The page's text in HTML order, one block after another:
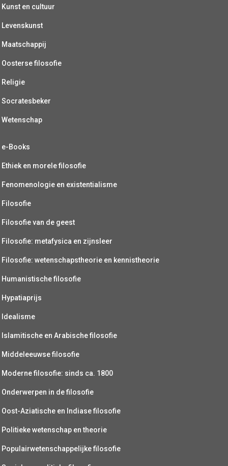
Kunst en cultuur
Levenskunst
Maatschappij
Oosterse filosofie
Religie
Socratesbeker
Wetenschap
e-Books
Ethiek en morele filosofie
Fenomenologie en existentialisme
Filosofie
Filosofie van de geest
Filosofie: metafysica en zijnsleer
Filosofie: wetenschapstheorie en kennistheorie
Humanistische filosofie
Hypatiaprijs
Idealisme
Islamitische en Arabische filosofie
Middeleeuwse filosofie
Moderne filosofie: sinds ca. 1800
Onderwerpen in de filosofie
Oost-Aziatische en Indiase filosofie
Politieke wetenschap en theorie
Populairwetenschappelijke filosofie